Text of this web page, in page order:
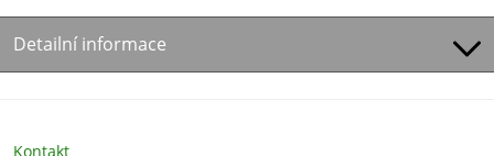
Detailní informace
Kontakt